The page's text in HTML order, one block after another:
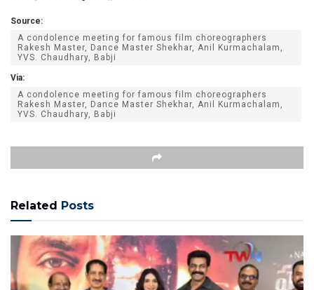
Source:
A condolence meeting for famous film choreographers
Rakesh Master, Dance Master Shekhar, Anil Kurmachalam,
YVS. Chaudhary, Babji
Via:
A condolence meeting for famous film choreographers
Rakesh Master, Dance Master Shekhar, Anil Kurmachalam,
YVS. Chaudhary, Babji
Related Posts